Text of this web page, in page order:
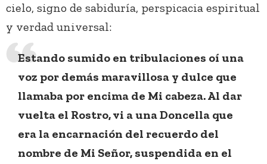
cielo, signo de sabiduría, perspicacia espiritual
y verdad universal:
Estando sumido en tribulaciones oí una
voz por demás maravillosa y dulce que
llamaba por encima de Mi cabeza. Al dar
vuelta el Rostro, vi a una Doncella que
era la encarnación del recuerdo del
nombre de Mi Señor, suspendida en el